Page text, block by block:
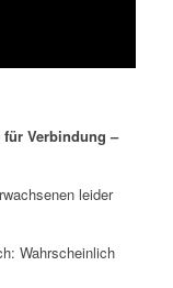
Verbindung –
leider
Wahrscheinlich